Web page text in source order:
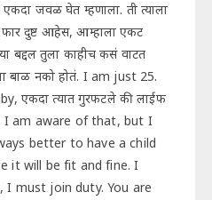
जवळ घेत म्हणाला. ती त्याला
फार दुष्ट आहेस, आम्हाला एकट
बद्दल तुला काहीच कसं वाटत
बाळ नको होतं. I am just 25.
एकदा त्यात गुरफटले की लाईफ
I am aware of that, but I
better to have a child
it will be fit and fine. I
I must join duty. You are